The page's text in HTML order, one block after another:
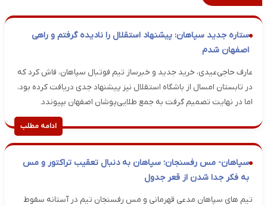
ستاره جدید سپاهان: پیشنهاد استقلال را نادیده گرفتم و راهی
اصفهان شدم
عارف حاجی‌عیدی، خرید جدید و خبرساز تیم فوتبال سپاهان، فاش کرد که
در تابستان امسال از باشگاه استقلال نیز پیشنهاد جدی دریافت کرده بود،
اما در نهایت تصمیم گرفت به جمع طلایی‌پوشان اصفهان بپیوندد.
ادامه مطلب
سپاهان- مس رفسنجان؛ سپاهان به دنبال تعقیب تراکتور و مس
به فکر جدا شدن از قعر جدول
تیم های سپاهان مدعی قهرمانی و مس رفسنجان تیم در آستانه سقوط